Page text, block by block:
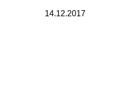
14.12.2017